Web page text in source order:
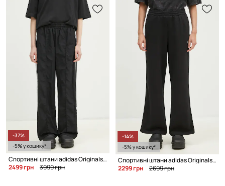
-37%
-5% у кошику*
Спортивні штани adidas Originals Adibreak
2499 грн
3999 грн
-14%
-5% у кошику*
Спортивні штани adidas Originals Femme Galore Wideleg Fleece Pants
2299 грн
2699 грн